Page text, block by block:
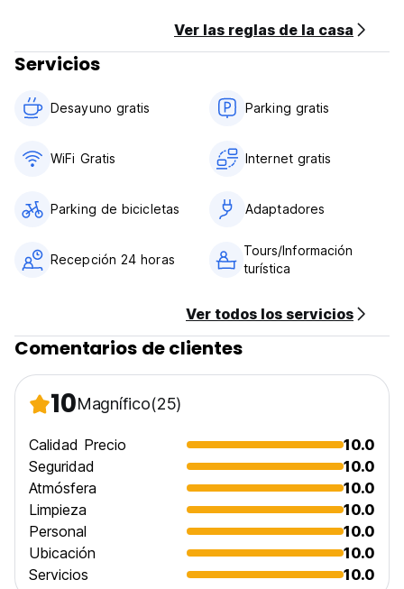
Ver las reglas de la casa
Servicios
Desayuno gratis Parking gratis
WiFi Gratis Internet gratis
Parking de bicicletas Adaptadores
Recepción 24 horas
Tours/Información
turística
Ver todos los servicios
Comentarios de clientes
10Magnífico(25)
Calidad Precio
10.0
Seguridad
10.0
Atmósfera
10.0
Limpieza
10.0
Personal
10.0
Ubicación
10.0
Servicios
10.0